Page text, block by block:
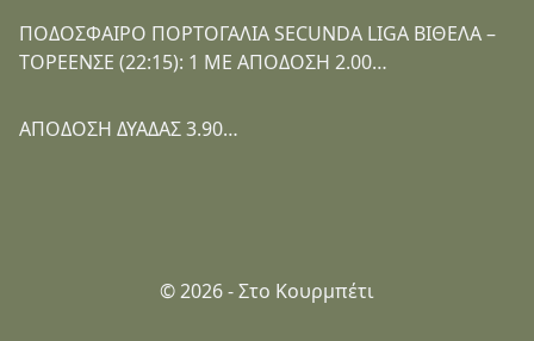
ΠΟΔΟΣΦΑΙΡΟ ΠΟΡΤΟΓΑΛΙΑ SECUNDA LIGA ΒΙΘΕΛΑ –
ΤΟΡΕΕΝΣΕ (22:15): 1 ΜΕ ΑΠΟΔΟΣΗ 2.00…
ΑΠΟΔΟΣΗ ΔΥΑΔΑΣ 3.90…
© 2026 - Στο Κουρμπέτι